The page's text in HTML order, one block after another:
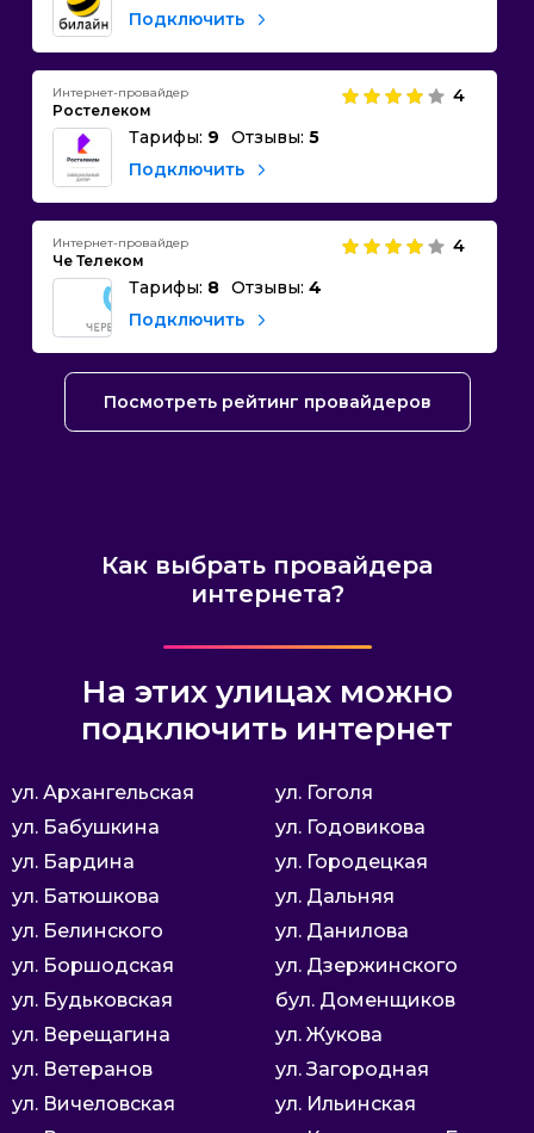
Подключить
Интернет-провайдер
Ростелеком
4
Тарифы: 9 Отзывы: 5
Подключить
Интернет-провайдер
Че Телеком
4
Тарифы: 8 Отзывы: 4
Подключить
Посмотреть рейтинг провайдеров
Как выбрать провайдера
интернета?
На этих улицах можно
подключить интернет
ул. Архангельская
ул. Бабушкина
ул. Бардина
ул. Батюшкова
ул. Белинского
ул. Боршодская
ул. Будьковская
ул. Верещагина
ул. Ветеранов
ул. Вичеловская
ул. Гоголя
ул. Годовикова
ул. Городецкая
ул. Дальняя
ул. Данилова
ул. Дзержинского
бул. Доменщиков
ул. Жукова
ул. Загородная
ул. Ильинская